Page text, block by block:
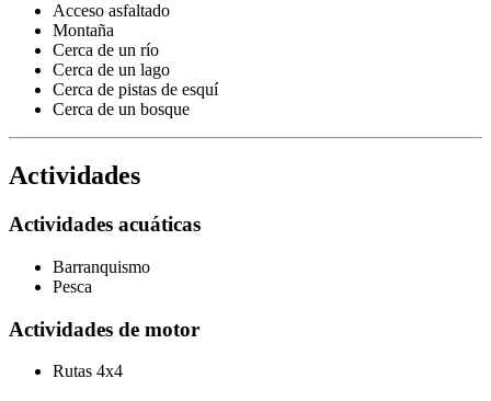
Acceso asfaltado
Montaña
Cerca de un río
Cerca de un lago
Cerca de pistas de esquí
Cerca de un bosque
Actividades
Actividades acuáticas
Barranquismo
Pesca
Actividades de motor
Rutas 4x4